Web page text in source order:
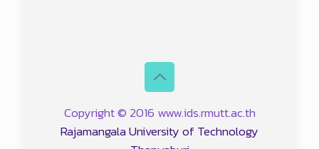
Copyright © 2016 www.ids.rmutt.ac.th
Rajamangala University of Technology